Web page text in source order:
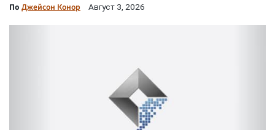
По Джейсон Конор Август 3, 2026